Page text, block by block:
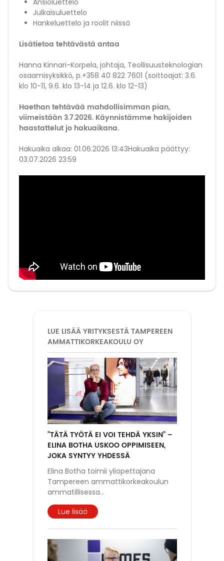
Ansioluettelo
Julkaisuluettelo
Hankeluettelo ja roolit niissä
Lisätietoa tehtävästä antaa
Hanna Kinnari-Korpela, johtaja, Teollisuusteknologian
osaamisyksikkö, p.+358 40 822 7601 (soittoajat: 3.6.
klo 10-11, 9.6. klo 13-14 ja 12.6. klo 12-13)
Haethan tehtävää mahdollisimman pian,
viimeistään 3.7.2026. Käynnistämme hakijoiden
haastattelut jo hakuaikana.
Hakuaika alkaa: 01.06.2026 13:43Hakuaika päättyy:
03.07.2026 23:59
LUE LISÄÄ YRITYKSESTÄ TAMPEREEN
AMMATTIKORKEAKOULU OY
”TÄTÄ TYÖTÄ EI VOI TEHDÄ YKSIN” –
ELINA BOTHA USKOO OPPIMISEEN,
JOKA SYNTYY YHDESSÄ
Elina Botha toimii yliopettajana
Tampereen ammattikorkeakoulun
ammatillisessa...
Lue lisää